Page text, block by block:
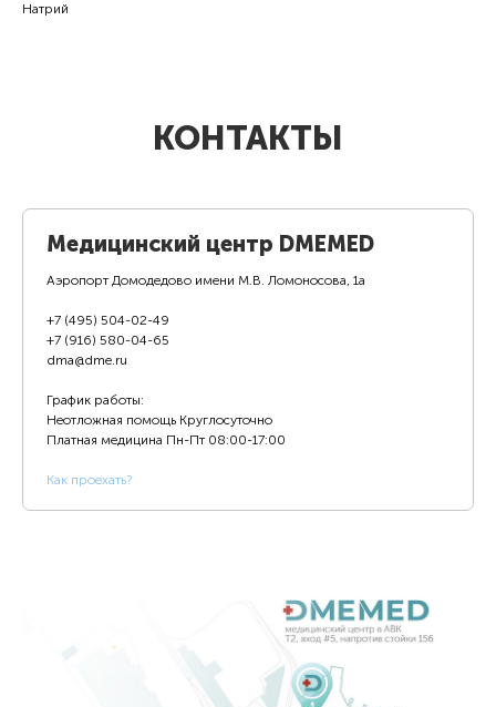
Натрий
КОНТАКТЫ
Медицинский центр DMEMED
Аэропорт Домодедово имени М.В. Ломоносова, 1а
+7 (495) 504-02-49
+7 (916) 580-04-65
dma@dme.ru
График работы:
Неотложная помощь Круглосуточно
Платная медицина Пн-Пт 08:00-17:00
Как проехать?